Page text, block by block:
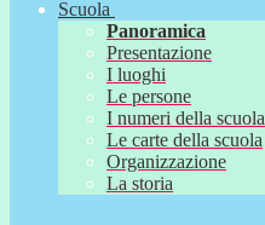
Scuola
Panoramica
Presentazione
I luoghi
Le persone
I numeri della scuola
Le carte della scuola
Organizzazione
La storia